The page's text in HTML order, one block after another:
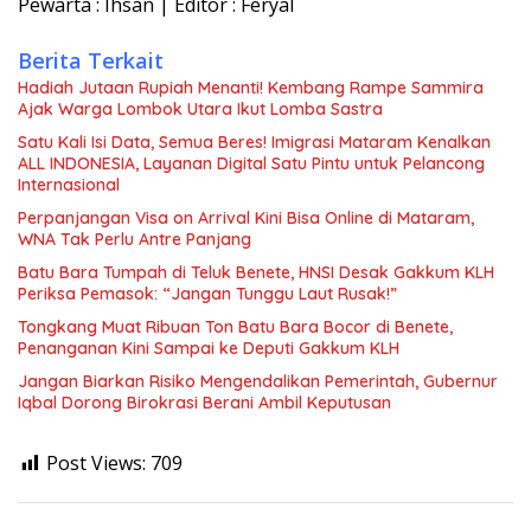
Berita Terkait
Hadiah Jutaan Rupiah Menanti! Kembang Rampe Sammira
Ajak Warga Lombok Utara Ikut Lomba Sastra
Satu Kali Isi Data, Semua Beres! Imigrasi Mataram Kenalkan
ALL INDONESIA, Layanan Digital Satu Pintu untuk Pelancong
Internasional
Perpanjangan Visa on Arrival Kini Bisa Online di Mataram,
WNA Tak Perlu Antre Panjang
Batu Bara Tumpah di Teluk Benete, HNSI Desak Gakkum KLH
Periksa Pemasok: “Jangan Tunggu Laut Rusak!”
Tongkang Muat Ribuan Ton Batu Bara Bocor di Benete,
Penanganan Kini Sampai ke Deputi Gakkum KLH
Jangan Biarkan Risiko Mengendalikan Pemerintah, Gubernur
Iqbal Dorong Birokrasi Berani Ambil Keputusan
Post Views: 709